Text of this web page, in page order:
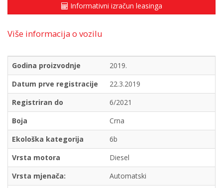
Informativni izračun leasinga
Više informacija o vozilu
Godina proizvodnje
2019.
Datum prve registracije
22.3.2019
Registriran do
6/2021
Boja
Crna
Ekološka kategorija
6b
Vrsta motora
Diesel
Vrsta mjenača:
Automatski